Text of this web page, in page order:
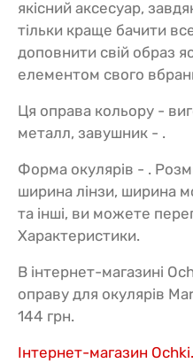
якісний аксесуар,
тільки краще бачити
доповнити свій образ
елементом свого
Ця оправа кольору -
металл, завушник - .
Форма окулярів - .
ширина лінзи, ширина
та інші, ви можете
Характеристики.
В інтернет-магазині
оправу для окулярів
144 грн.
Інтернет-магазин